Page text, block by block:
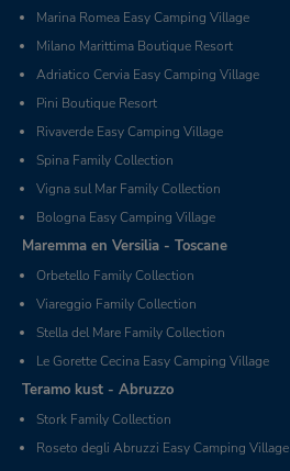
Marina Romea Easy Camping Village
Milano Marittima Boutique Resort
Adriatico Cervia Easy Camping Village
Pini Boutique Resort
Rivaverde Easy Camping Village
Spina Family Collection
Vigna sul Mar Family Collection
Bologna Easy Camping Village
Maremma en Versilia - Toscane
Orbetello Family Collection
Viareggio Family Collection
Stella del Mare Family Collection
Le Gorette Cecina Easy Camping Village
Teramo kust - Abruzzo
Stork Family Collection
Roseto degli Abruzzi Easy Camping Village